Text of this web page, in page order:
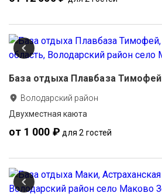
База отдыха Плавбаза Тимофей
Володарский район
Двухместная каюта
от 1 000 ₽ для 2 гостей